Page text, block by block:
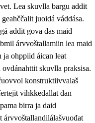
Lea skuvlla bargu addit
juoidá váddása.
addit gova das maid
árvvoštallamiin lea maid
ja ohppiid áican leat
skuvlla praksisa.
konstruktiivvalaš
vihkkedallat dan
birra ja daid
árvvoštallandilálašvuođat